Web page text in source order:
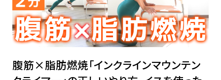
腹筋×脂肪燃焼「インクラインマウンテン